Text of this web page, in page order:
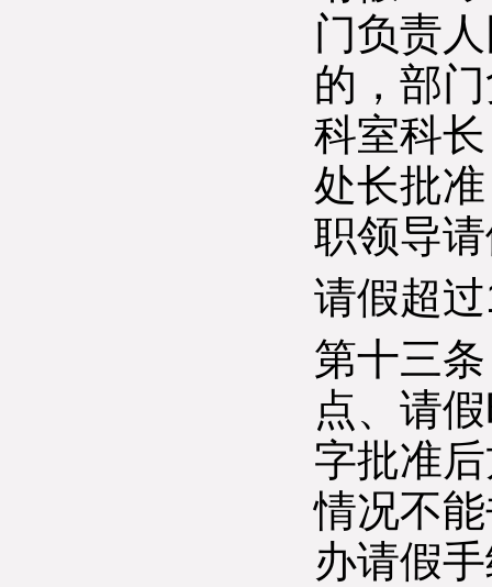
门负责
的，部
科室科
处长批
职领导
请假超
第十三
点、请
字批准
情况不
办请假